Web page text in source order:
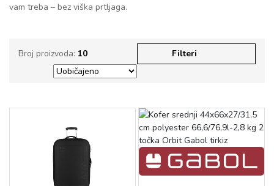
vam treba – bez viška prtljaga.
Broj proizvoda: 10 Filteri